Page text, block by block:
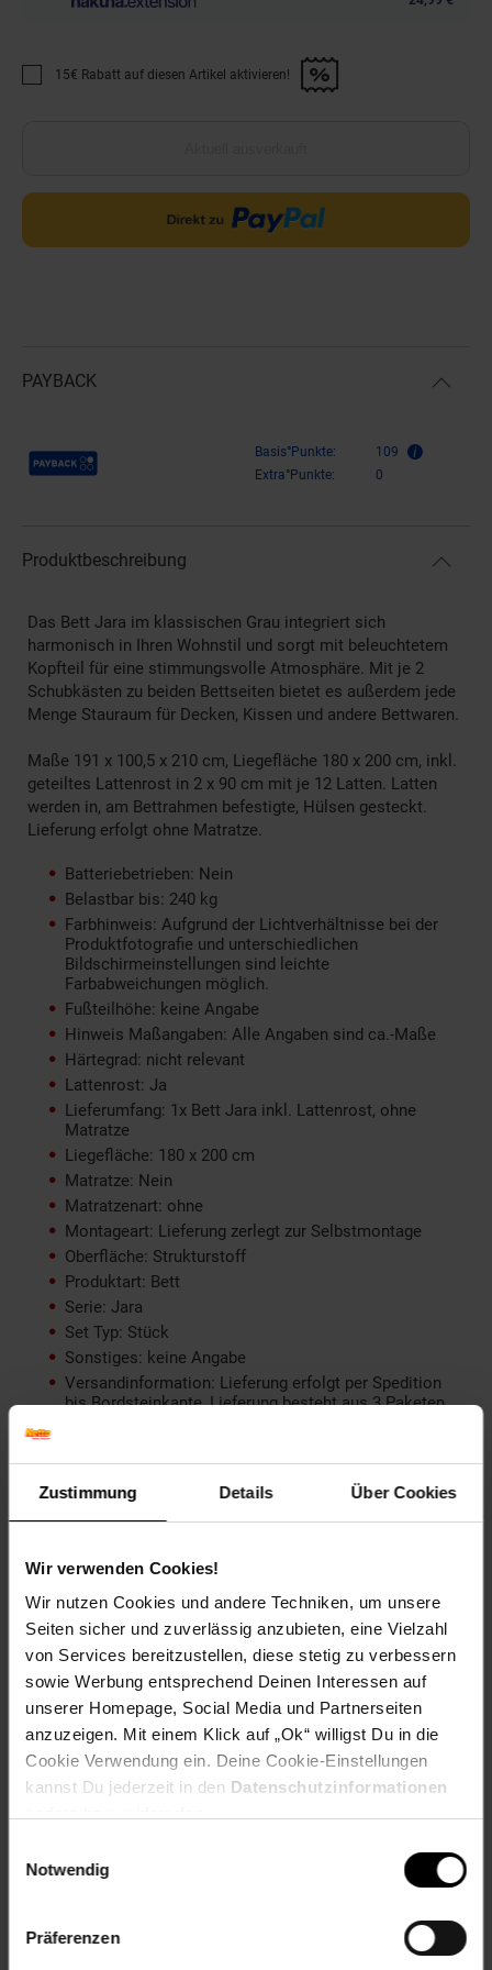
Zustimmung Details Über Cookies
Wir verwenden Cookies!
Wir nutzen Cookies und andere Techniken, um unsere
Seiten sicher und zuverlässig anzubieten, eine Vielzahl
von Services bereitzustellen, diese stetig zu verbessern
sowie Werbung entsprechend Deinen Interessen auf
unserer Homepage, Social Media und Partnerseiten
anzuzeigen. Mit einem Klick auf „Ok“ willigst Du in die
Cookie Verwendung ein. Deine Cookie-Einstellungen
kannst Du jederzeit in den Datenschutzinformationen
Notwendig
Präferenzen
Promotion "15€ Rabatt auf diesen Artikel aktivieren!" anwenden
15€ Rabatt auf diesen Artikel aktivieren!
PAYBACK
Payback Punkte Basis°Punkte:
109
Extra°Punkte:
0
Produktbeschreibung
Das Bett Jara im klassischen Grau integriert sich
harmonisch in Ihren Wohnstil und sorgt mit beleuchtetem
Kopfteil für eine stimmungsvolle Atmosphäre. Mit je 2
Schubkästen zu beiden Bettseiten bietet es außerdem jede
Menge Stauraum für Decken, Kissen und andere Bettwaren.
Maße 191 x 100,5 x 210 cm, Liegefläche 180 x 200 cm, inkl.
geteiltes Lattenrost in 2 x 90 cm mit je 12 Latten. Latten
werden in, am Bettrahmen befestigte, Hülsen gesteckt.
Lieferung erfolgt ohne Matratze.
Batteriebetrieben: Nein
Belastbar bis: 240 kg
Farbhinweis: Aufgrund der Lichtverhältnisse bei der
Produktfotografie und unterschiedlichen
Bildschirmeinstellungen sind leichte
Farbabweichungen möglich.
Fußteilhöhe: keine Angabe
Hinweis Maßangaben: Alle Angaben sind ca.-Maße
Härtegrad: nicht relevant
Lattenrost: Ja
Lieferumfang: 1x Bett Jara inkl. Lattenrost, ohne
Matratze
Liegefläche: 180 x 200 cm
Matratze: Nein
Matratzenart: ohne
Montageart: Lieferung zerlegt zur Selbstmontage
Oberfläche: Strukturstoff
Produktart: Bett
Serie: Jara
Set Typ: Stück
Sonstiges: keine Angabe
Versandinformation: Lieferung erfolgt per Spedition
bis Bordsteinkante, Lieferung besteht aus 3 Paketen
productSafetyAddress: Harthaer Straße 30 04720
Döbeln
productSafetyEmail: Germany@hti-line.de
productSafetyPhone: +49 (0) 3431 6064831
Material: Polyester
Farbe (außen): Grau
Set-Größe (Teile): 1-teilig
Besonderheiten: Bettgestell inkl. Lattenrost
Länge (cm): 210 cm
Maße: B/H/T 191 x 100,5 x 210 cm
Breite (cm): 191 cm
Gestell aus: Holz
Gewicht: 80 kg
Pflegehinweis: keine Angabe